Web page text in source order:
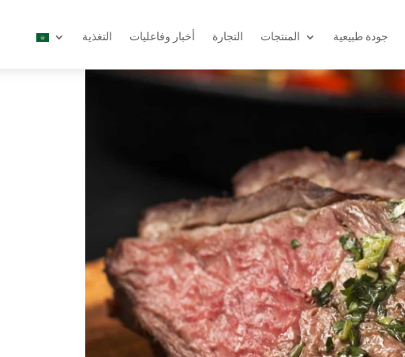
جودة طبيعية المنتجات التجارة أخبار وفاعليات التغذية